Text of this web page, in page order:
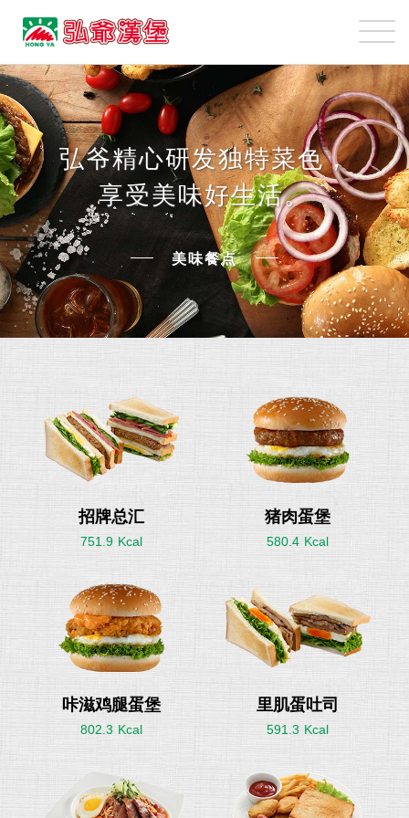
弘
爺
國
際
企
業
股
份
有
限
公
司
美
味
餐
點
弘爷精心研发独特菜色，
享受美味好生活。
美味餐点
招牌总汇
751.9
猪肉蛋堡
580.4
咔滋鸡腿蛋堡
802.3
里肌蛋吐司
591.3